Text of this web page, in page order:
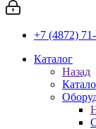
+7 (4872)
Каталог
Назад